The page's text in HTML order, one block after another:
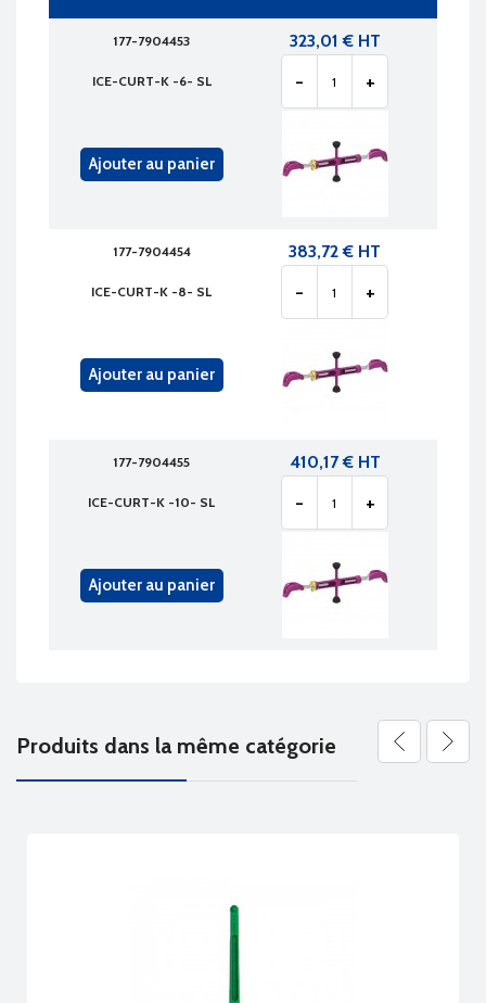
177-7904453
ICE-CURT-K -6- SL
323,01 € HT
- +
Ajouter au panier
177-7904454
ICE-CURT-K -8- SL
383,72 € HT
- +
Ajouter au panier
177-7904455
ICE-CURT-K -10- SL
410,17 € HT
- +
Ajouter au panier
Produits dans la même catégorie
-25%